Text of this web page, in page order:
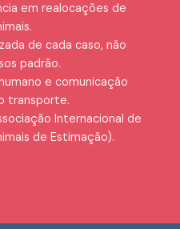
em realocações de
de cada caso, não
padrão.
e comunicação
transporte.
Internacional de
de Estimação).